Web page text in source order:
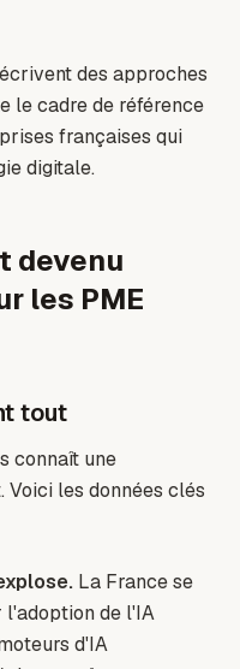
des approches
le cadre de référence
françaises qui
digitale.
devenu
les PME
tout
connaît une
Voici les données clés
La France se
l'adoption de l'IA
d'IA